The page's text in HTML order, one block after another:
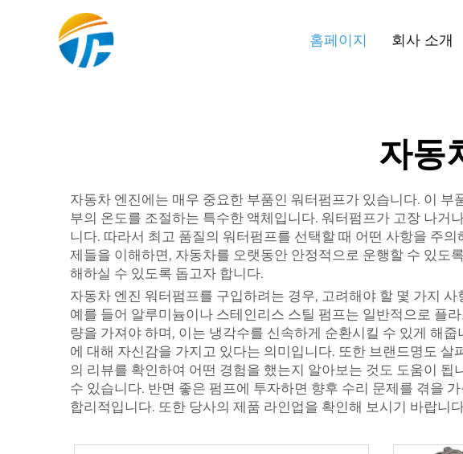
홈페이지 회사 소개
자동
자동차 엔진에는 매우 중요한 부품인 워터펌프가 있습니다. 이
부의 온도를 조절하는 특수한 액체입니다. 워터펌프가 고장 나거
니다. 따라서 최고 품질의 워터펌프를 선택할 때 어떤 사항을 주
제들을 이해하면, 자동차를 오랫동안 안정적으로 운행할 수 있
해하실 수 있도록 돕고자 합니다.
자동차 엔진 워터펌프를 구입하려는 경우, 고려해야 할 몇 가지
예를 들어 알루미늄이나 스테인리스 스틸 펌프는 일반적으로 플
량을 가져야 하며, 이는 냉각수를 신속하게 순환시킬 수 있게 해
에 대해 자신감을 가지고 있다는 의미입니다. 또한 브랜드명도
의 리뷰를 확인하여 어떤 경험을 했는지 알아보는 것도 도움이
수 있습니다. 반면 좋은 펌프에 투자하면 향후 수리 문제를 겪을
합리적입니다. 또한 당사의 제품 라인업을 확인해 보시기 바랍니